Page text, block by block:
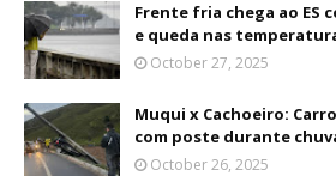
Frente fria chega ao ES
e queda nas
October 27, 2025
Muqui x Cachoeiro:
com poste durante
October 26, 2025